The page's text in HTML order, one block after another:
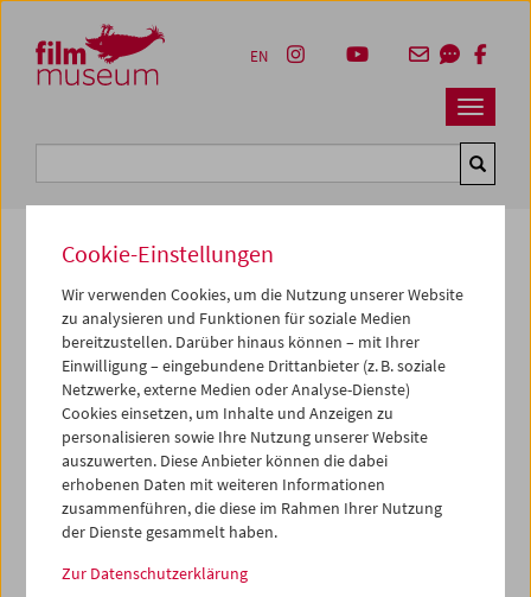
Zum Inhalt
Zum Hauptmenü
Zur Servicenavigation
Zum Suche
Navbar
EN
Kulturerbe digital
anna alpha nacht
1984, 1984, Super 8, SW/Farbe,15 min
Regie:Ashley Hans Scheirl
Sammlung:Österreichisches Filmmuseum
Dieser Inhalt von 'vimeo' kann aufgrund Ihrer
Datenschutzeinstellungen nicht angezeigt werden.
Cookie-Einstellungen
Cookie-Einstellungen
Wir verwenden Cookies, um die Nutzung unserer Website
zu analysieren und Funktionen für soziale Medien
bereitzustellen. Darüber hinaus können – mit Ihrer
Einwilligung – eingebundene Drittanbieter (z. B. soziale
Netzwerke, externe Medien oder Analyse-Dienste)
Cookies einsetzen, um Inhalte und Anzeigen zu
personalisieren sowie Ihre Nutzung unserer Website
auszuwerten. Diese Anbieter können die dabei
erhobenen Daten mit weiteren Informationen
zusammenführen, die diese im Rahmen Ihrer Nutzung
der Dienste gesammelt haben.
Zur Datenschutzerklärung